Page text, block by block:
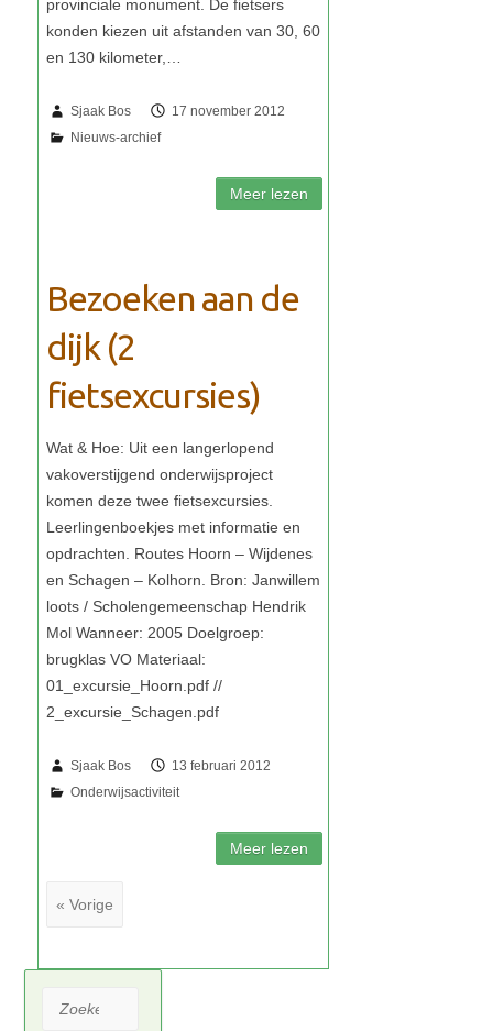
Sjaak Bos 17 november 2012
Bezoeken aan de
dijk (2
fietsexcursies)
Sjaak Bos 13 februari 2012
« Vorige
Zoeken